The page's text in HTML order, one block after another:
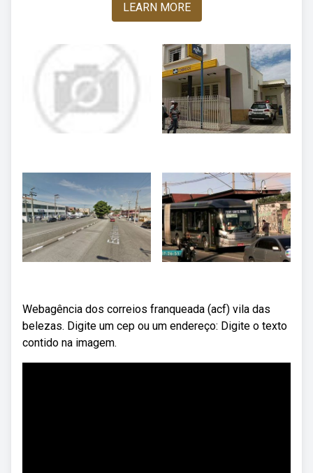
LEARN MORE
Webagência dos correios franqueada (acf) vila das
belezas. Digite um cep ou um endereço: Digite o texto
contido na imagem.